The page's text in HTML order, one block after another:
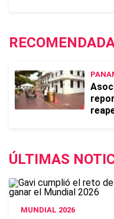
ÚLTIMAS
MUNDIAL 2026